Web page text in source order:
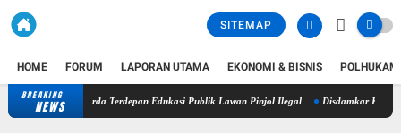
SITEMAP
HOME FORUM LAPORAN UTAMA EKONOMI & BISNIS POLHUKAM
BREAKING
NEWS PWI dan AFPI Perkuat Literasi Pindar, Pers Didorong Jadi Garda